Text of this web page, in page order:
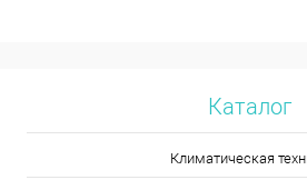
Каталог
Климатическая